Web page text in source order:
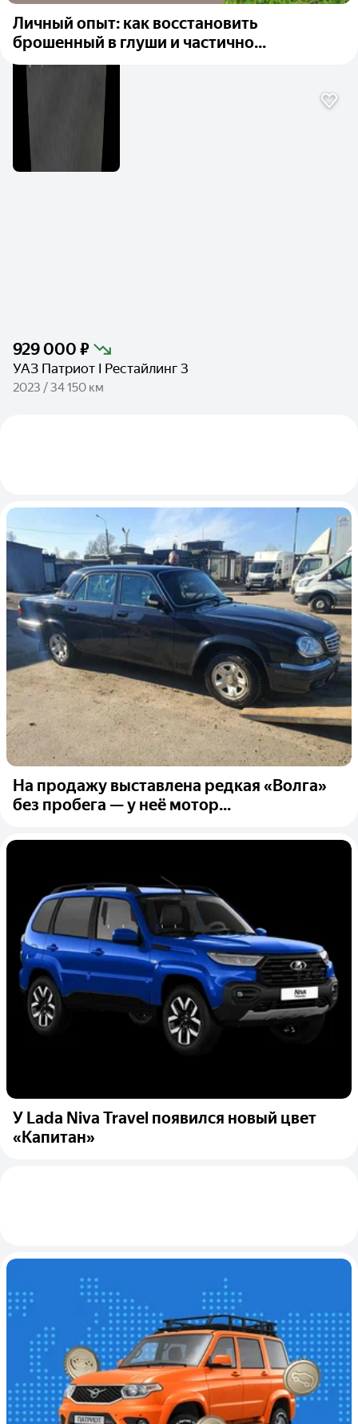
Личный опыт: как восстановить
брошенный в глуши и частично...
929 000 ₽
УАЗ Патриот I Рестайлинг 3
2023 / 34 150 км
На продажу выставлена редкая «Волга»
без пробега — у неё мотор...
У Lada Niva Travel появился новый цвет
«Капитан»